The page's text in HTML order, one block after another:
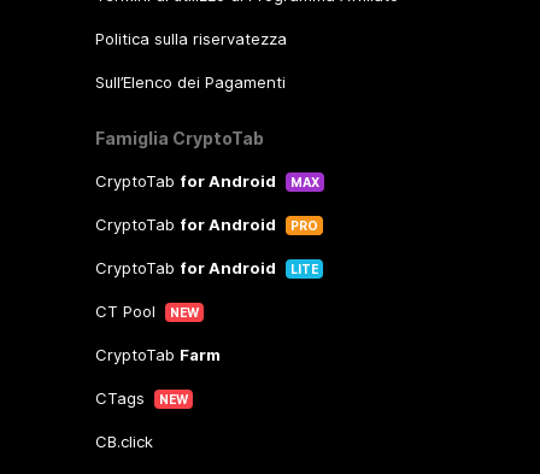
Politica sulla riservatezza
Sull’Elenco dei Pagamenti
Famiglia CryptoTab
CryptoTab for Android MAX
CryptoTab for Android PRO
CryptoTab for Android LITE
CT Pool NEW
CryptoTab Farm
CTags NEW
CB.click